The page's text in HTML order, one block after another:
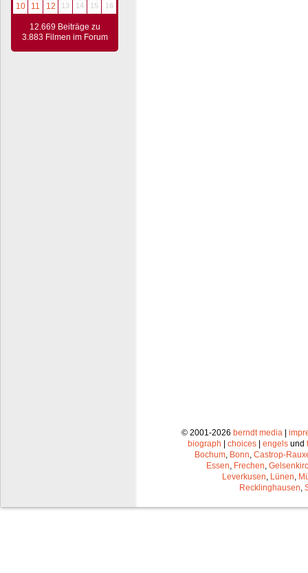
10
11 12 13 14 15 16
12.669 Beiträge zu
3.883 Filmen im Forum
© 2001-2026 berndt media |
biograph | choices | engels und
Bochum Bonn Castrop-
Essen Frechen
Leverkusen Lünen
Recklinghausen